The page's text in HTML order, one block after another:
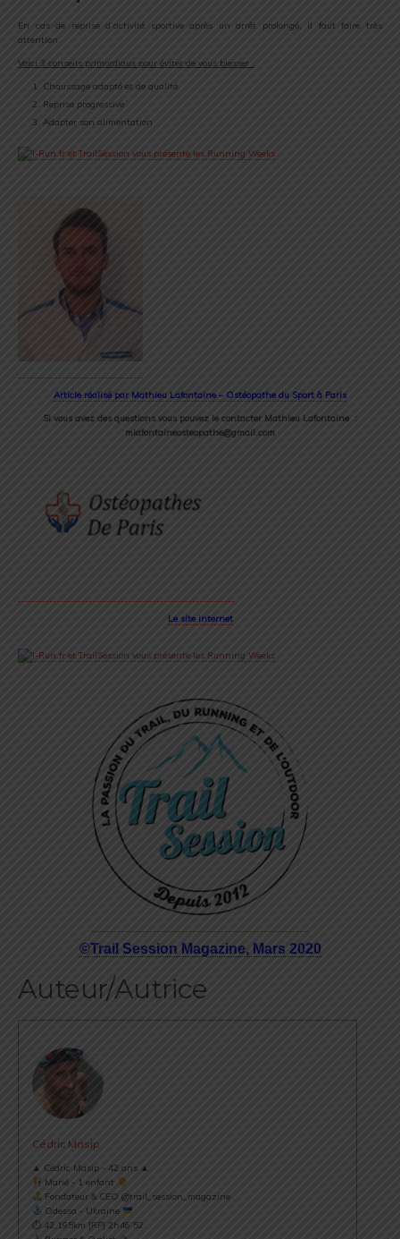
En cas de reprise d’activité sportive après un arrêt prolongé, il faut faire très
attention.
Voici 3 conseils primordiaux pour éviter de vous blesser :
Chaussage adapté et de qualité
Reprise progressive
Adapter son alimentation
Article réalisé par Mathieu Lafontaine – Ostéopathe du Sport à Paris
Si vous avez des questions vous pouvez le contacter Mathieu Lafontaine :
mlafontaineosteopathe@gmail.com
Le site internet
©Trail Session Magazine, Mars 2020
Auteur/Autrice
Cédric Masip
▲ Cédric Masip - 42 ans ▲
Marié - 1 enfant
Fondateur & CEO @trail_session_magazine
Odessa - Ukraine
⏱ 42.195km [RP] 2h46’52